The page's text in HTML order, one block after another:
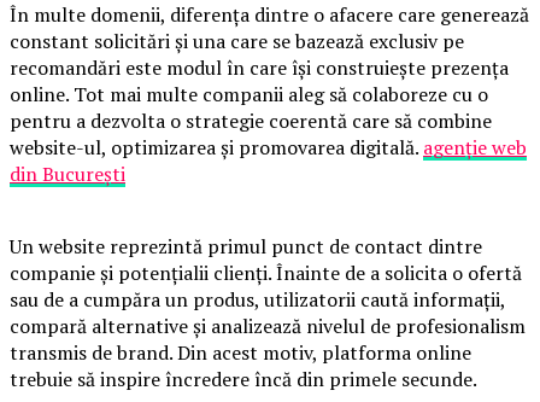
În multe domenii, diferența dintre o afacere care generează
constant solicitări și una care se bazează exclusiv pe
recomandări este modul în care își construiește prezența
online. Tot mai multe companii aleg să colaboreze cu o
pentru a dezvolta o strategie coerentă care să combine
website-ul, optimizarea și promovarea digitală. agenție web
din București
Un website reprezintă primul punct de contact dintre
companie și potențialii clienți. Înainte de a solicita o ofertă
sau de a cumpăra un produs, utilizatorii caută informații,
compară alternative și analizează nivelul de profesionalism
transmis de brand. Din acest motiv, platforma online
trebuie să inspire încredere încă din primele secunde.